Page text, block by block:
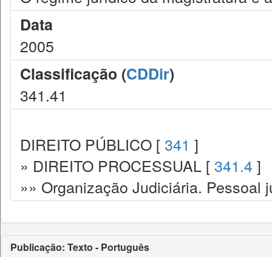
Data
2005
Classificação (CDDir)
341.41
DIREITO PÚBLICO [ 341 ]
» DIREITO PROCESSUAL [ 341.4 ]
»» Organização Judiciária. Pessoal
Publicação: Texto - Português